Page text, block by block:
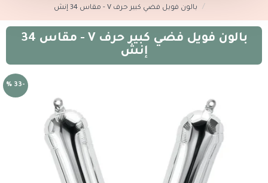
بالون فويل فضي كبير حرف V - مقاس 34 إنش
بالون فويل فضي كبير حرف V - مقاس 34
إنش
-33 %